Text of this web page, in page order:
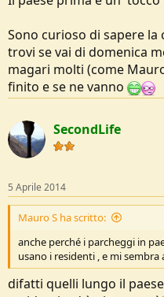
Sono curioso di sapere
trovi se vai di domenica
magari molti (come
finito e se ne vanno
SecondLife
5 Aprile 2014
Mauro S ha scritto:
anche perché i parcheggi in
usano i residenti , e mi sembra
difatti quelli lungo il